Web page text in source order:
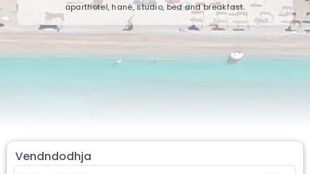
aparthotel, hanë, studio, bed and breakfast.
Vendndodhja